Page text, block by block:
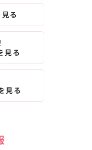
る
見る
見る